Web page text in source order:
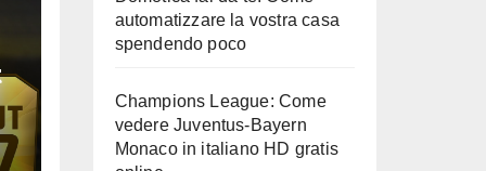
automatizzare la vostra casa
spendendo poco
Champions League: Come
vedere Juventus-Bayern
Monaco in italiano HD gratis